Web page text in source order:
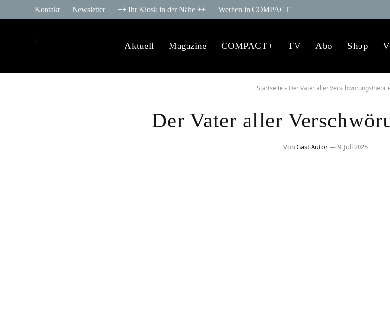
Kontakt Newsletter ++ Ihr Kiosk in der Nähe ++ Werben in COMPACT
Aktuell Magazine COMPACT+ TV Abo Shop
Startseite » Der Vater aller
Der Vater aller
Von Gast Autor 9. Juli 2025